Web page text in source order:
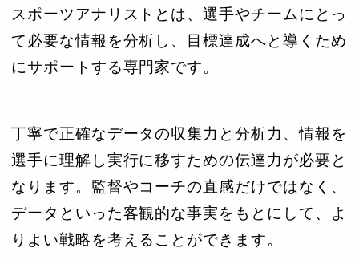
スポーツアナリストとは、選手やチームにとっ
て必要な情報を分析し、目標達成へと導くため
にサポートする専門家です。
丁寧で正確なデータの収集力と分析力、情報を
選手に理解し実行に移すための伝達力が必要と
なります。監督やコーチの直感だけではなく、
データといった客観的な事実をもとにして、よ
りよい戦略を考えることができます。